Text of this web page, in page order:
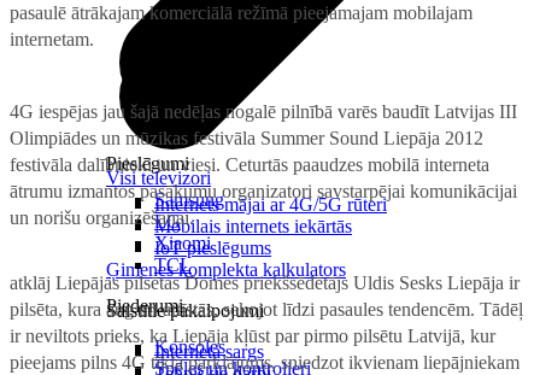
Pieslēgumi
Internets mājai ar 4G/5G rūteri
Mobilais internets iekārtās
IoT pieslēgums
Ģimenes komplekta kalkulators
Saistītie pakalpojumi
Interneta sargs
Visi televizori
Samsung
LG
Xiaomi
TCL
Piederumi
Konsoles
Spēles un kontrolieri
pasaulē ātrākajam komerciālā režīmā pieejamajam mobilajam
internetam.
4G iespējas jau šajā nedēļas nogalē pilnībā varēs baudīt Latvijas III
Olimpiādes un mūzikas festivāla Summer Sound Liepāja 2012
festivāla dalībnieki un viesi. Ceturtās paaudzes mobilā interneta
ātrumu izmantos pasākumu organizatori savstarpējai komunikācijai
un norišu organizēšanai.
atklāj Liepājas pilsētas Domes priekšsēdētājs Uldis Sesks Liepāja ir
pilsēta, kura aug un attīstās, sekojot līdzi pasaules tendencēm. Tādēļ
ir neviltots prieks, ka Liepāja kļūst par pirmo pilsētu Latvijā, kur
pieejams pilns 4G tīkla pārklājums, sniedzot ikvienam liepājniekam